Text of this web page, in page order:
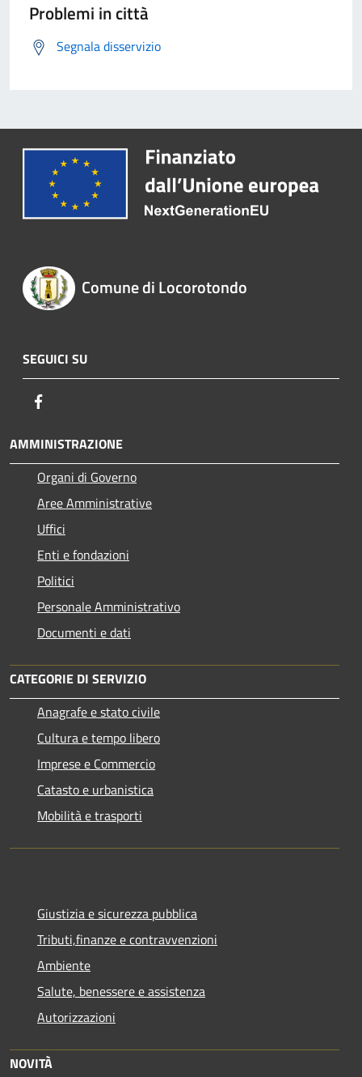
Problemi in città
Segnala disservizio
Comune di Locorotondo
SEGUICI SU
AMMINISTRAZIONE
Organi di Governo
Aree Amministrative
Uffici
Enti e fondazioni
Politici
Personale Amministrativo
Documenti e dati
CATEGORIE DI SERVIZIO
Anagrafe e stato civile
Cultura e tempo libero
Imprese e Commercio
Catasto e urbanistica
Mobilità e trasporti
Giustizia e sicurezza pubblica
Tributi,finanze e contravvenzioni
Ambiente
Salute, benessere e assistenza
Autorizzazioni
NOVITÀ